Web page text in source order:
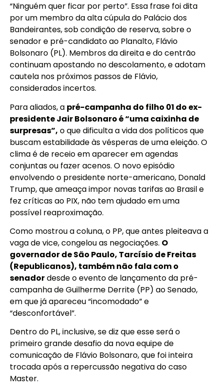
“Ninguém quer ficar por perto”. Essa frase foi dita
por um membro da alta cúpula do Palácio dos
Bandeirantes, sob condição de reserva, sobre o
senador e pré-candidato ao Planalto, Flávio
Bolsonaro (PL). Membros da direita e do centrão
continuam apostando no descolamento, e adotam
cautela nos próximos passos de Flávio,
considerados incertos.
Para aliados, a pré-campanha do filho 01 do ex-
presidente Jair Bolsonaro é “uma caixinha de
surpresas”, o que dificulta a vida dos políticos que
buscam estabilidade às vésperas de uma eleição. O
clima é de receio em aparecer em agendas
conjuntas ou fazer acenos. O novo episódio
envolvendo o presidente norte-americano, Donald
Trump, que ameaça impor novas tarifas ao Brasil e
fez críticas ao PIX, não tem ajudado em uma
possível reaproximação.
Como mostrou a coluna, o PP, que antes pleiteava a
vaga de vice, congelou as negociações. O
governador de São Paulo, Tarcísio de Freitas
(Republicanos), também não fala com o
senadordesde o evento de lançamento da pré-
campanha de Guilherme Derrite (PP) ao Senado,
em que já apareceu “incomodado” e
“desconfortável”.
Dentro do PL, inclusive, se diz que esse será o
primeiro grande desafio da nova equipe de
comunicação de Flávio Bolsonaro, que foi inteira
trocada após a repercussão negativa do caso
Master.